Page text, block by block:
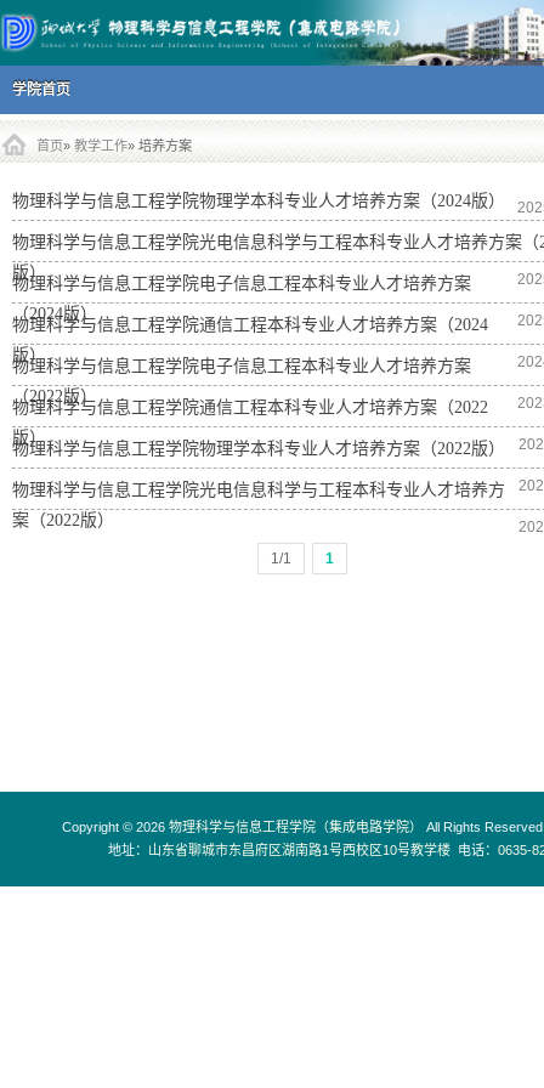
主菜单
跳到内容部分
学院首页
首页» 教学工作» 培养方案
物理科学与信息工程学院物理学本科专业人才培养方案（2024版）
物理科学与信息工程学院光电信息科学与工程本科专业人才培养方案（
版）
物理科学与信息工程学院电子信息工程本科专业人才培养方案
（2024版）
物理科学与信息工程学院通信工程本科专业人才培养方案（2024
版）
物理科学与信息工程学院电子信息工程本科专业人才培养方案
（2022版）
物理科学与信息工程学院通信工程本科专业人才培养方案（2022
版）
物理科学与信息工程学院物理学本科专业人才培养方案（2022版）
物理科学与信息工程学院光电信息科学与工程本科专业人才培养方
案（2022版）
1/1
1
Copyright © 2026 物理科学与信息工程学院（集成电路学院）
All Rights
地址： 山东省聊城市东昌府区湖南路1号西校区10号教学楼 电话： 0635-